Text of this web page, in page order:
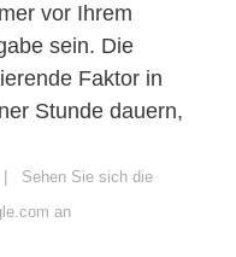
vor Ihrem
sein. Die
Faktor in
Stunde dauern,
Sehen Sie sich die
an